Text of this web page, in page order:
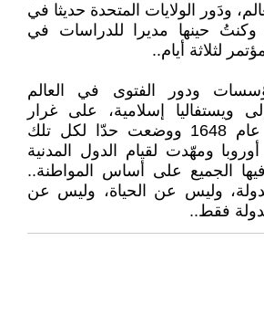
ودَور الولايات المتحدة حديثا في
وكنتُ حينها مديرا للدراسات في
لثلاثة أيام..
ودور الفتوى في العالم
ويستفاليا إسلامية، على غرار
ويستفاليا الأوروبية، عام 1648 ووضعت حدّا لكل تلك
ومهّدت لقيام الدول المدنية
الجميع على أساس المواطنة..
وليس عن الحياة، وليس عن
فقط..